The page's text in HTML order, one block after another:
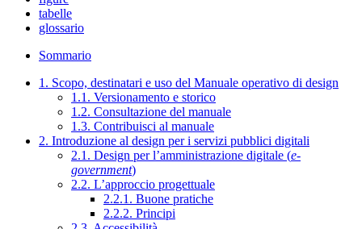
tabelle
glossario
Sommario
1. Scopo, destinatari e uso del Manuale operativo di design
1.1. Versionamento e storico
1.2. Consultazione del manuale
1.3. Contribuisci al manuale
2. Introduzione al design per i servizi pubblici digitali
2.1. Design per l’amministrazione digitale (e-
government)
2.2. L’approccio progettuale
2.2.1. Buone pratiche
2.2.2. Principi